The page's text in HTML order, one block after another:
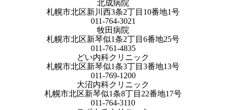
北成病院
札幌市北区新川西3条2丁目10番地1号
011-764-3021
牧田病院
札幌市北区新琴似1条2丁目6番地25号
011-761-4835
どい内科クリニック
札幌市北区新琴似1条3丁目3番地13号
011-769-1200
大沼内科クリニック
札幌市北区新琴似1条8丁目22番地17号
011-764-3110